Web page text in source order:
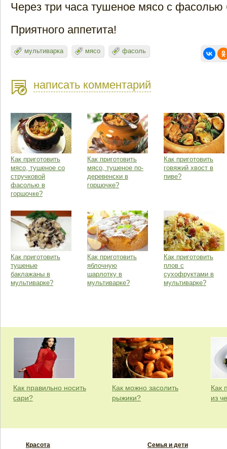
Через три часа тушеное мясо с фасолью
Приятного аппетита!
мультиварка мясо фасоль
написать комментарий
Как приготовить
мясо, тушеное со
стручковой
фасолью в
горшочке?
Как приготовить
мясо, тушеное по-
деревенски в
горшочке?
Как приготовить
говяжий хвост в
пиве?
Как приготовить
тушеные
баклажаны в
мультиварке?
Как приготовить
яблочную
шарлотку в
мультиварке?
Как приготовить
плов с
сухофруктами в
мультиварке?
Как правильно носить
сари?
Как можно засолить
рыжики?
Как
из
Красота
Семья и дети